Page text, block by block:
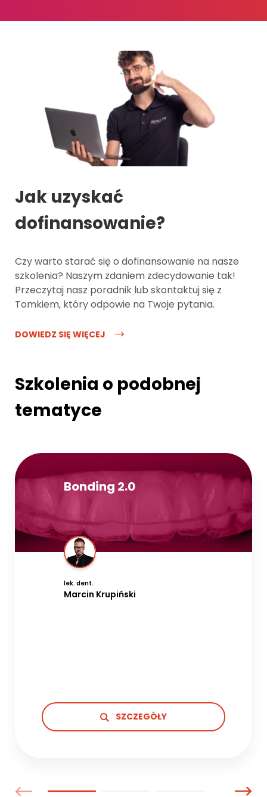
Jak uzyskać
dofinansowanie?
Czy warto starać się o dofinansowanie na nasze
szkolenia? Naszym zdaniem zdecydowanie tak!
Przeczytaj nasz poradnik lub skontaktuj się z
Tomkiem, który odpowie na Twoje pytania.
DOWIEDZ SIĘ WIĘCEJ
Szkolenia o podobnej
tematyce
Bonding 2.0
lek. dent.
Marcin Krupiński
SZCZEGÓŁY